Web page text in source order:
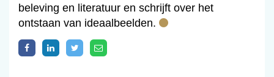
beleving en literatuur en schrijft over het
ontstaan van ideaalbeelden.